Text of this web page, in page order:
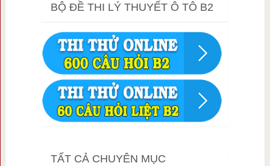
BỘ ĐỀ THI LÝ THUYẾT Ô TÔ B2
TẤT CẢ CHUYÊN MỤC